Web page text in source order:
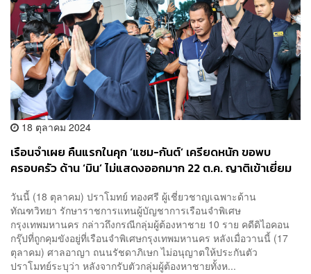
18 ตุลาคม 2024
เรือนจำเผย คืนแรกในคุก ‘แซม-กันต์’ เครียดหนัก ขอพบ
ครอบครัว ด้าน ‘มิน’ ไม่แสดงออกมาก 22 ต.ค. ญาติเข้าเยี่ยม
วันนี้ (18 ตุลาคม) ปราโมทย์ ทองศรี ผู้เชี่ยวชาญเฉพาะด้าน
ทัณฑวิทยา รักษาราชการแทนผู้บัญชาการเรือนจำพิเศษ
กรุงเทพมหานคร กล่าวถึงกรณีกลุ่มผู้ต้องหาชาย 10 ราย คดีดิไอคอน
กรุ๊ปที่ถูกคุมขังอยู่ที่เรือนจำพิเศษกรุงเทพมหานคร หลังเมื่อวานนี้ (17
ตุลาคม) ศาลอาญา ถนนรัชดาภิเษก ไม่อนุญาตให้ประกันตัว
ปราโมทย์ระบุว่า หลังจากรับตัวกลุ่มผู้ต้องหาชายทั้งห...